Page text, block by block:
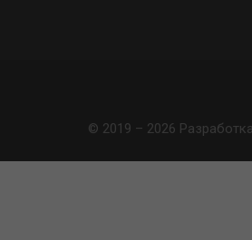
© 2019 – 2026